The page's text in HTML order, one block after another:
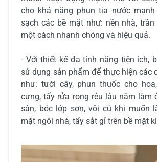
cho khả năng phun tia nước
sạch các bề mặt như: nền nhà, trần
một cách nhanh chóng và hiệu quả.
- Với thiết kế đa tính năng tiện ích,
sử dụng sản phẩm để thực hiện các
như: tưới cây, phun thuốc cho
cưng, tẩy rửa rong rêu lâu năm làm
sân, bóc lớp sơn, vôi cũ khi muốn
mặt ngôi nhà, tẩy sắt gỉ trên bề mặt